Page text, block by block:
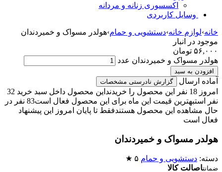
اکسسوری زنانه و مردانه
وسایل کاربردی
خانه›لوازم خانه›دستشویی و حمام›هولدر مسواک و خمیردندان
موجود در انبار
۵۶,۰۰۰ تومان
هولدر مسواک و خمیردندان عدد
افزودن به سبد
آماده ارسال گزارش نادرستی مشخصات
امروز 18 نفر این محصول را خریدند
این محصول داخل سبد خرید 32
نفر استبهترین قیمت این ماه برای این محصول فعال است
83 نفر در
حال مشاهده این محصول هستندفقط تا پایان امروز این پیشنهاد
فعال است
هولدر مسواک و خمیردندان
دسته: دستشویی و حمام ۵ ★
ضمانتاصالت کالا